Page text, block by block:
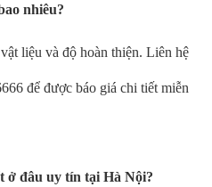
nhiêu?
liệu và độ hoàn thiện. Liên hệ
để được báo giá chi tiết miễn
ở đâu uy tín tại Hà Nội?